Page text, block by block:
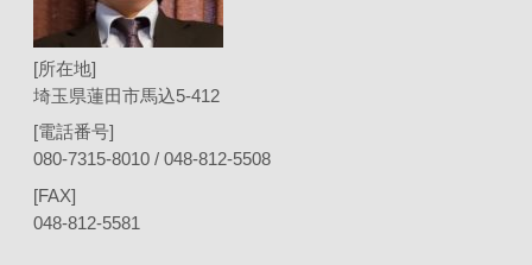
[所在地]
埼玉県蓮田市馬込5-412
[電話番号]
080-7315-8010 / 048-812-5508
[FAX]
048-812-5581